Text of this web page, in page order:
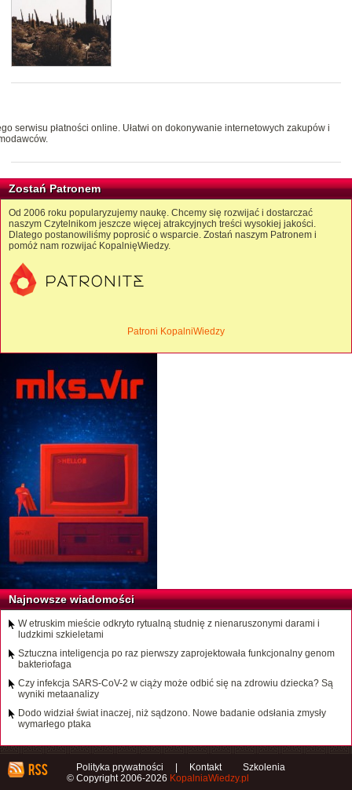
serwisu płatności online. Ułatwi on dokonywanie internetowych zakupów i
Zostań Patronem
Od 2006 roku popularyzujemy naukę. Chcemy się rozwijać i dostarczać
naszym Czytelnikom jeszcze więcej atrakcyjnych treści wysokiej jakości.
Dlatego postanowiliśmy poprosić o wsparcie. Zostań naszym Patronem i
pomóż nam rozwijać KopalnięWiedzy.
Patroni KopalniWiedzy
Najnowsze wiadomości
W etruskim mieście odkryto rytualną studnię z nienaruszonymi darami i
ludzkimi szkieletami
Sztuczna inteligencja po raz pierwszy zaprojektowała funkcjonalny genom
bakteriofaga
Czy infekcja SARS-CoV-2 w ciąży może odbić się na zdrowiu dziecka? Są
wyniki metaanalizy
Dodo widział świat inaczej, niż sądzono. Nowe badanie odsłania zmysły
wymarłego ptaka
Polityka prywatności Kontakt
Szkolenia
© Copyright 2006-2026 KopalniaWiedzy.pl